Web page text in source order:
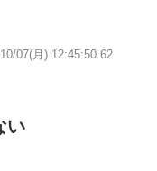
07(月) 12:45:50.62
い